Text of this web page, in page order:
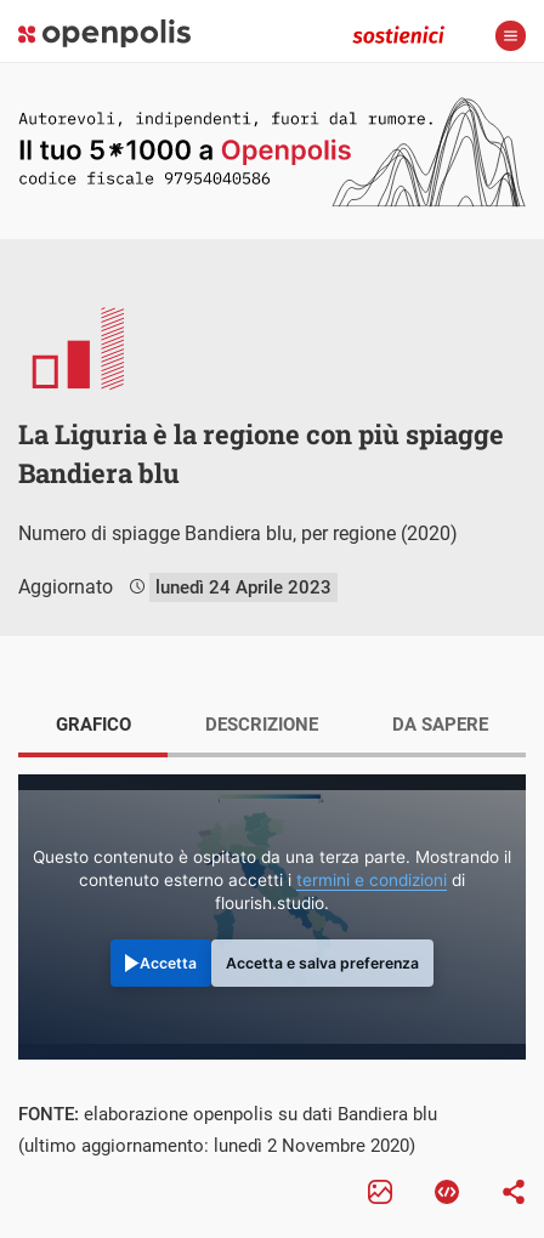
La Liguria è la regione con più spiagge
Bandiera blu
Numero di spiagge Bandiera blu, per regione (2020)
Aggiornato lunedì 24 Aprile 2023
GRAFICO
Questo contenuto è ospitato da una terza parte. Mostrando il
contenuto esterno accetti i termini e condizioni di
flourish.studio.
Accetta Accetta e salva preferenza
DESCRIZIONE DA SAPERE
FONTE: elaborazione openpolis su dati Bandiera blu
(ultimo aggiornamento: lunedì 2 Novembre 2020)